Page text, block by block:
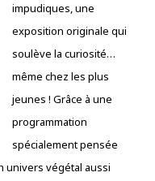
impudiques, une
exposition originale qui
soulève la curiosité…
même chez les plus
jeunes ! Grâce à une
programmation
spécialement pensée
univers végétal aussi